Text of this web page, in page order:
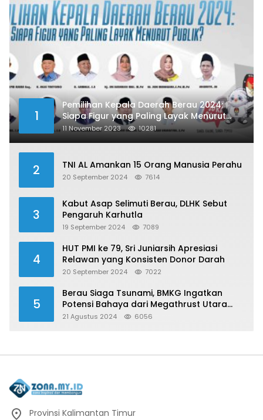
1
Pemilihan Kepala Daerah Berau 2024:
Siapa Figur yang Paling Layak Menurut
Publik?
11 November 2023 10281
2 TNI AL Amankan 15 Orang Manusia Perahu
20 September 2024 7614
3
Kabut Asap Selimuti Berau, DLHK Sebut
Pengaruh Karhutla
19 September 2024 7089
4
HUT PMI ke 79, Sri Juniarsih Apresiasi
Relawan yang Konsisten Donor Darah
20 September 2024 7022
5
Berau Siaga Tsunami, BMKG Ingatkan
Potensi Bahaya dari Megathrust Utara
Sulawesi
21 Agustus 2024 6056
Provinsi Kalimantan Timur